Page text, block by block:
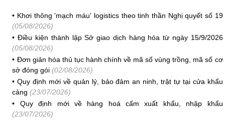
• Khơi thông 'mạch máu' logistics theo tinh thần Nghị quyết số 19
(05/08/2026)
•Điều kiện thành lập Sở giao dịch hàng hóa từ ngày 15/9/2026
(05/08/2026)
• Đơn giản hóa thủ tục hành chính về mã số vùng trồng, mã số cơ
sở đóng gói (02/08/2026)
•Quy định mới về quản lý, bảo đảm an ninh, trật tự tại cửa khẩu
cảng (23/07/2026)
• Quy định mới về hàng hoá cấm xuất khẩu, nhập khẩu
(23/07/2026)